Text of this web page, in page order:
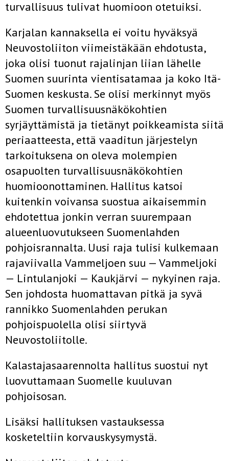
turvallisuus tulivat huomioon otetuiksi.
Karjalan kannaksella ei voitu hyväksyä
Neuvostoliiton viimeistäkään ehdotusta,
joka olisi tuonut rajalinjan liian lähelle
Suomen suurinta vientisatamaa ja koko Itä-
Suomen keskusta. Se olisi merkinnyt myös
Suomen turvallisuusnäkökohtien
syrjäyttämistä ja tietänyt poikkeamista siitä
periaatteesta, että vaaditun järjestelyn
tarkoituksena on oleva molem­pien
osapuolten turvallisuusnäkökohtien
huomioonottaminen. Hallitus katsoi
kuitenkin voivansa suostua aikaisemmin
ehdotettua jonkin verran suurempaan
alueenluovutukseen Suomenlahden
pohjoisrannalta. Uusi raja tulisi kulkemaan
rajaviivalla Vammeljoen suu — Vammeljoki
— Lintulanjoki — Kaukjärvi — nykyinen raja.
Sen johdosta huomattavan pitkä ja syvä
rannikko Suomenlahden perukan
pohjoispuolella olisi siir­tyvä
Neuvostoliitolle.
Kalastajasaarennolta hallitus suostui nyt
luovuttamaan Suomelle kuuluvan
pohjoisosan.
Lisäksi hallituksen vastauksessa
kosketeltiin korvauskysymystä.